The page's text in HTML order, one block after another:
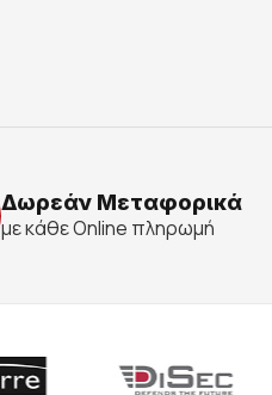
Δωρεάν Μεταφορικά
με κάθε Online πληρωμή